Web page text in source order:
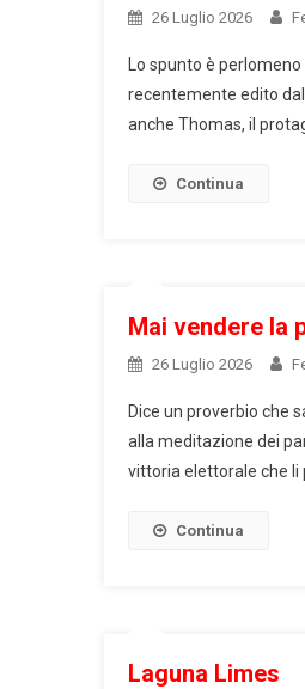
26 Luglio 2026
Lo spunto è
recentemente edito
anche Thomas, il
Continua
Mai vendere la
26 Luglio 2026
Dice un proverbio che
alla meditazione dei
vittoria elettorale che li
Continua
Laguna Limes